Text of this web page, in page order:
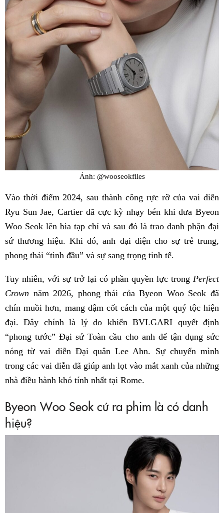
Ảnh: @wooseokfiles
Vào thời điểm 2024, sau thành công rực rỡ của vai diễn
Ryu Sun Jae, Cartier đã cực kỳ nhạy bén khi đưa Byeon
Woo Seok lên bìa tạp chí và sau đó là trao danh phận đại
sứ thương hiệu. Khi đó, anh đại diện cho sự trẻ trung,
phong thái “tình đầu” và sự sang trọng tinh tế.
Tuy nhiên, với sự trở lại có phần quyền lực trong Perfect
Crown năm 2026, phong thái của Byeon Woo Seok đã
chín muồi hơn, mang đậm cốt cách của một quý tộc hiện
đại. Đây chính là lý do khiến BVLGARI quyết định
“phong tước” Đại sứ Toàn cầu cho anh để tận dụng sức
nóng từ vai diễn Đại quân Lee Ahn. Sự chuyển mình
trong các vai diễn đã giúp anh lọt vào mắt xanh của những
nhà điều hành khó tính nhất tại Rome.
Byeon Woo Seok cứ ra phim là có danh
hiệu?